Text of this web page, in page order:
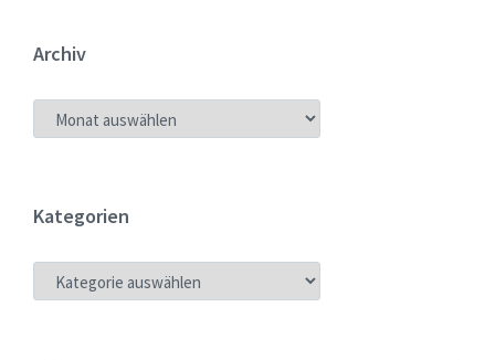
Archiv
ARCHIV
Kategorien
KATEGORIEN